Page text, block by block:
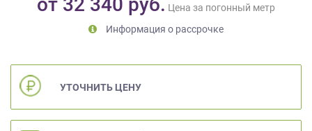
от 32 340 руб. Цена за погонный метр
Информация о рассрочке
УТОЧНИТЬ ЦЕНУ
также
Согласие
на